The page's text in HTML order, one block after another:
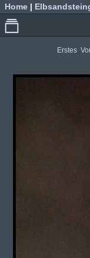
Home
Erstes